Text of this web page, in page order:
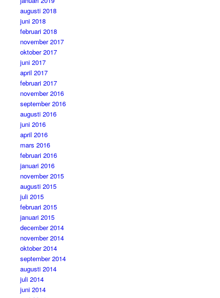
augusti 2018
juni 2018
februari 2018
november 2017
oktober 2017
juni 2017
april 2017
februari 2017
november 2016
september 2016
augusti 2016
juni 2016
april 2016
mars 2016
februari 2016
januari 2016
november 2015
augusti 2015
juli 2015
februari 2015
januari 2015
december 2014
november 2014
oktober 2014
september 2014
augusti 2014
juli 2014
juni 2014